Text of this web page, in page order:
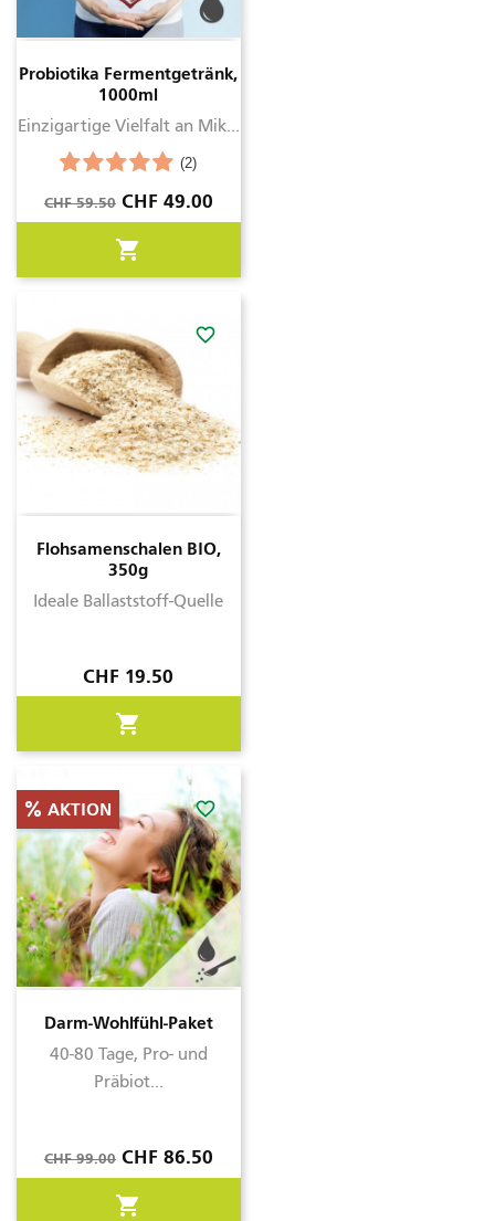
Probiotika Fermentgetränk,
1000ml
Einzigartige Vielfalt an Mik...
(2)
Verkaufspreis
CHF 59.50 Preis
CHF 49.00
shopping_cart
Flohsamenschalen BIO,
350g
Ideale Ballaststoff-Quelle
favorite_border
Preis
CHF 19.50
shopping_cart
Darm-Wohlfühl-Paket
40-80 Tage, Pro- und
Präbiot...
favorite_border
Verkaufspreis
CHF 99.00 Preis
CHF 86.50
shopping_cart
AKTION